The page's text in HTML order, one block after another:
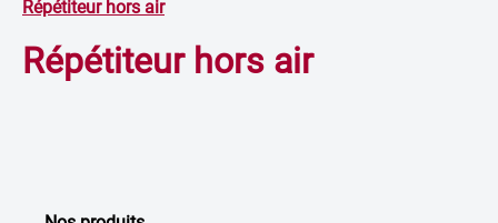
Répétiteur hors air
Répétiteur hors air